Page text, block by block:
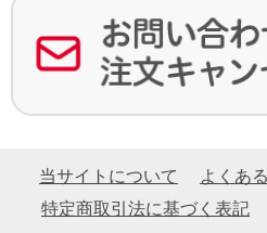
当サイトについて よくあ
特定商取引法に基づく表記